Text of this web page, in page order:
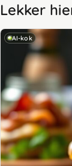
Lekker
AI-kok